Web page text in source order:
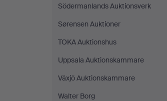
Södermanlands Auktionsverk
Sørensen Auktioner
TOKA Auktionshus
Uppsala Auktionskammare
Växjö Auktionskammare
Walter Borg